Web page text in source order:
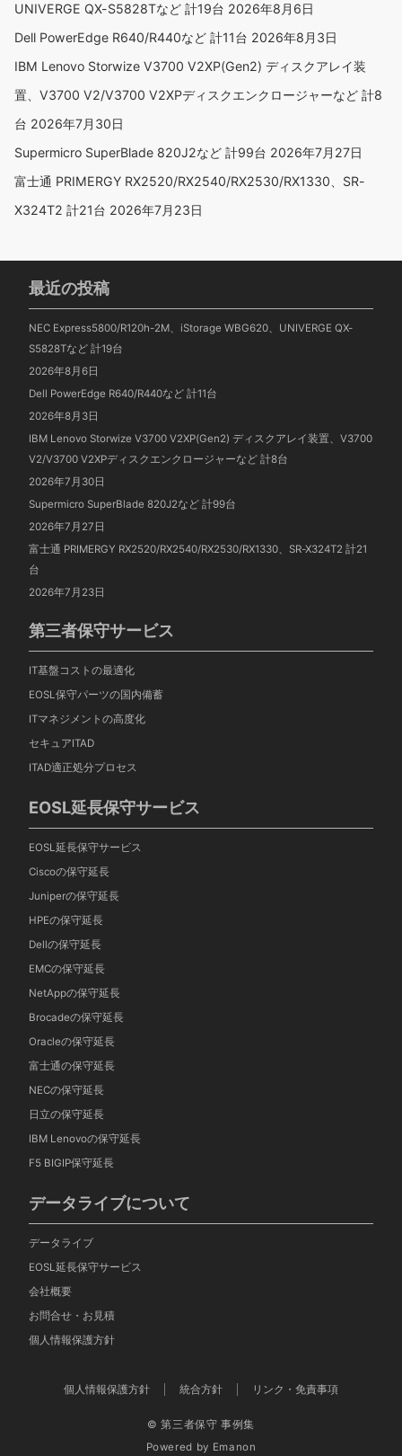
UNIVERGE QX-S5828Tなど 計19台 2026年8月6日
Dell PowerEdge R640/R440など 計11台 2026年8月3日
IBM Lenovo Storwize V3700 V2XP(Gen2) ディスクアレイ装
置、V3700 V2/V3700 V2XPディスクエンクロージャーなど 計8
台 2026年7月30日
Supermicro SuperBlade 820J2など 計99台 2026年7月27日
富士通 PRIMERGY RX2520/RX2540/RX2530/RX1330、SR-
X324T2 計21台 2026年7月23日
最近の投稿
NEC Express5800/R120h-2M、iStorage WBG620、UNIVERGE QX-
S5828Tなど 計19台
2026年8月6日
Dell PowerEdge R640/R440など 計11台
2026年8月3日
IBM Lenovo Storwize V3700 V2XP(Gen2) ディスクアレイ装置、V3700
V2/V3700 V2XPディスクエンクロージャーなど 計8台
2026年7月30日
Supermicro SuperBlade 820J2など 計99台
2026年7月27日
富士通 PRIMERGY RX2520/RX2540/RX2530/RX1330、SR-X324T2 計21
台
2026年7月23日
第三者保守サービス
IT基盤コストの最適化
EOSL保守パーツの国内備蓄
ITマネジメントの高度化
セキュアITAD
ITAD適正処分プロセス
EOSL延長保守サービス
EOSL延長保守サービス
Ciscoの保守延長
Juniperの保守延長
HPEの保守延長
Dellの保守延長
EMCの保守延長
NetAppの保守延長
Brocadeの保守延長
Oracleの保守延長
富士通の保守延長
NECの保守延長
日立の保守延長
IBM Lenovoの保守延長
F5 BIGIP保守延長
データライブについて
データライブ
EOSL延長保守サービス
会社概要
お問合せ・お見積
個人情報保護方針
個人情報保護方針 統合方針 リンク・免責事項
© 第三者保守 事例集
Powered by Emanon